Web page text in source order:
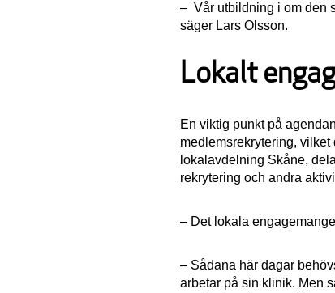
– Vår utbildning i om den
säger Lars Olsson.
Lokalt
En viktig punkt på
medlemsrekrytering,
lokalavdelning Skåne,
rekrytering och andra
– Det lokala
– Sådana här dagar
arbetar på sin klinik. Men